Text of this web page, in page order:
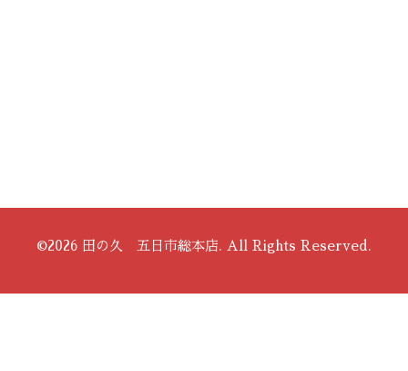
©2026 田の久 五日市総本店 . All Rights Reserved.